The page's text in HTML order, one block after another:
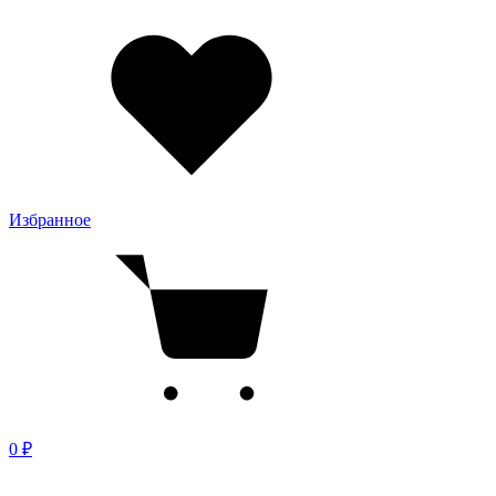
Избранное
0 ₽